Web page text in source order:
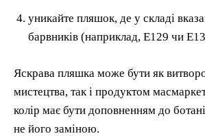
уникайте пляшок, де у складі
барвників (наприклад, E129 чи
Яскрава пляшка може бути як
мистецтва, так і продуктом
колір має бути доповненням до
не його заміною.